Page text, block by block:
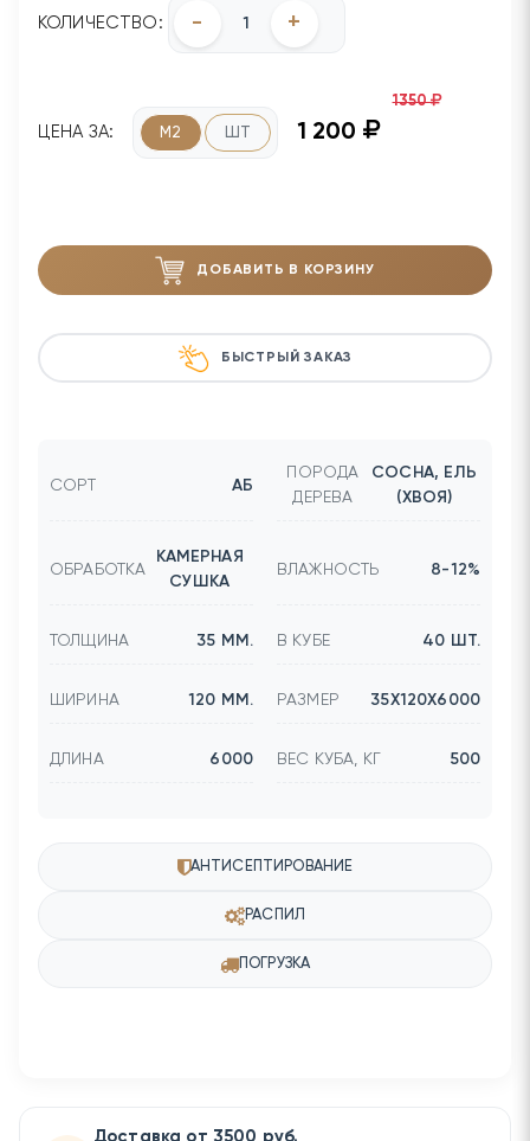
ЦЕНА ЗА: М2 ШТ 1 200
1350
КОЛИЧЕСТВО: - +
ДОБАВИТЬ В КОРЗИНУ
БЫСТРЫЙ ЗАКАЗ
СОРТ АБ
ПОРОДА
ДЕРЕВА
СОСНА, ЕЛЬ
(ХВОЯ)
ОБРАБОТКА
КАМЕРНАЯ
СУШКА
ВЛАЖНОСТЬ 8-12%
ТОЛЩИНА 35 ММ. В КУБЕ 40 ШТ.
ШИРИНА 120 ММ. РАЗМЕР 35Х120Х6000
ДЛИНА 6000 ВЕС КУБА, КГ 500
АНТИСЕПТИРОВАНИЕ
РАСПИЛ
ПОГРУЗКА
Доставка от 3500 руб.